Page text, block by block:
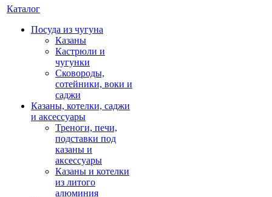
Каталог
Посуда из чугуна
Казаны
Кастрюли и
чугунки
Сковороды,
сотейники, воки и
саджи
Казаны, котелки, саджи
и аксессуары
Треноги, печи,
подставки под
казаны и
аксессуары
Казаны и котелки
из литого
алюминия